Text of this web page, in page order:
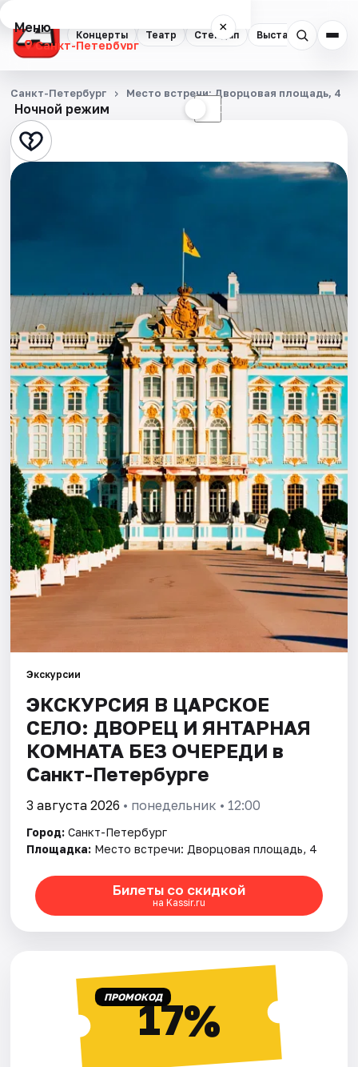
Концерты Театр Стендап Выставки
Меню ×
Санкт-Петербург
Концерты
Театр
Стендап
Спорт
События
Города
Площадки
Артисты
Рейтинги
Ночной режим ☾
Санкт-Петербург Место встречи: Дворцовая площадь, 4
Экскурсии
ЭКСКУРСИЯ В ЦАРСКОЕ
СЕЛО: ДВОРЕЦ И ЯНТАРНАЯ
КОМНАТА БЕЗ ОЧЕРЕДИ в
Санкт-Петербурге
3 августа 2026 • понедельник • 12:00
Город: Санкт-Петербург
Площадка: Место встречи: Дворцовая площадь, 4
Билеты со скидкой
на Kassir.ru
ПРОМОКОД17%